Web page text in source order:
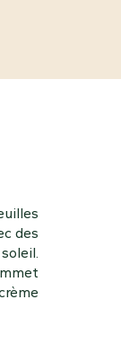
des